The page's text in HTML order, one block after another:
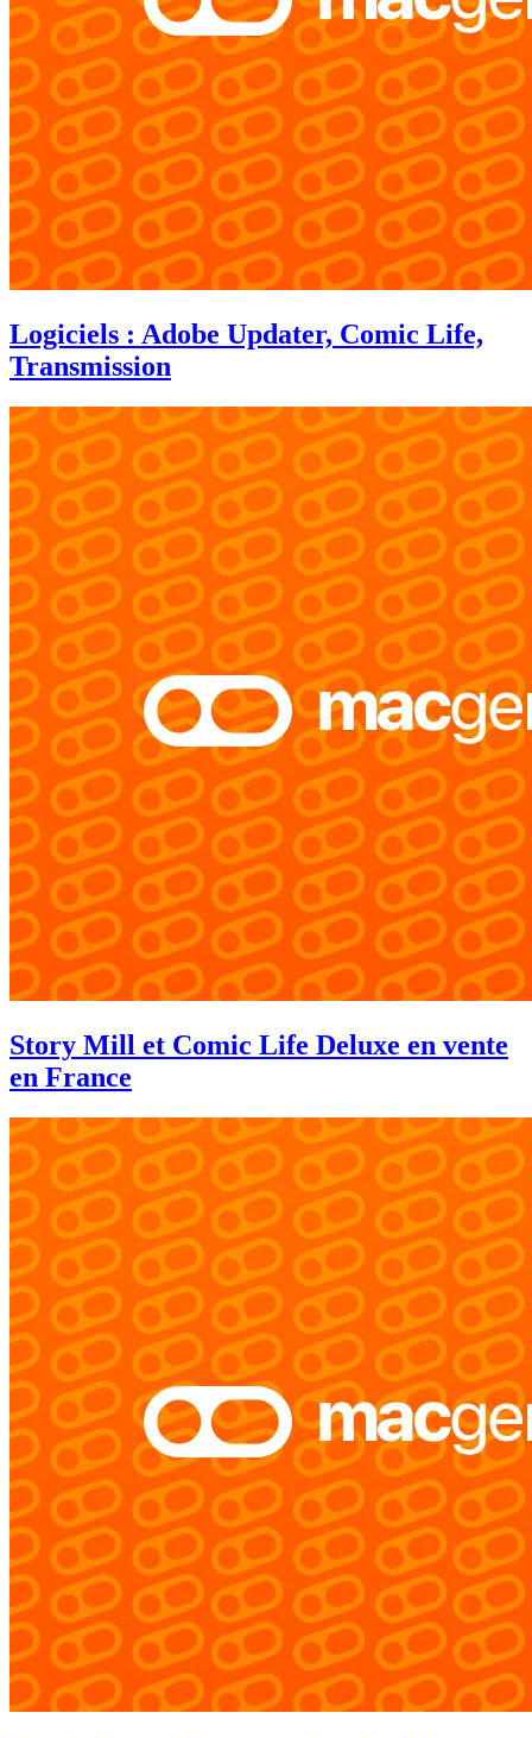
Logiciels : Adobe Updater, Comic Life,
Transmission
Story Mill et Comic Life Deluxe en vente
en France